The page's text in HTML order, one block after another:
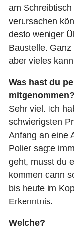
am
verursachen
desto weniger
Baustelle.
aber vieles
Was hast du
mitgenommen?
Sehr viel. Ich
schwierigsten
Anfang an eine
Polier sagte
geht, musst du
kommen dann
bis heute im
Erkenntnis.
Welche?